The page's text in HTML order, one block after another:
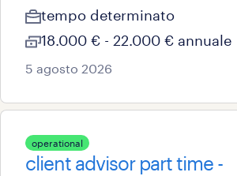
tempo determinato
18.000 € - 22.000 € annuale
5 agosto 2026
operational
client advisor part time -